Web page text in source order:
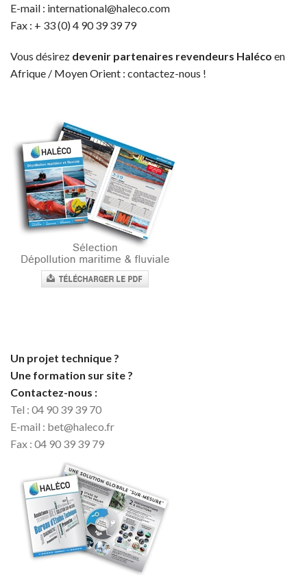
E-mail : international@haleco.com
Fax : + 33 (0) 4 90 39 39 79
Vous désirez devenir partenaires revendeurs Haléco en
Afrique / Moyen Orient : contactez-nous !
Un projet technique ?
Une formation sur site ?
Contactez-nous :
Tel : 04 90 39 39 70
E-mail : bet@haleco.fr
Fax : 04 90 39 39 79